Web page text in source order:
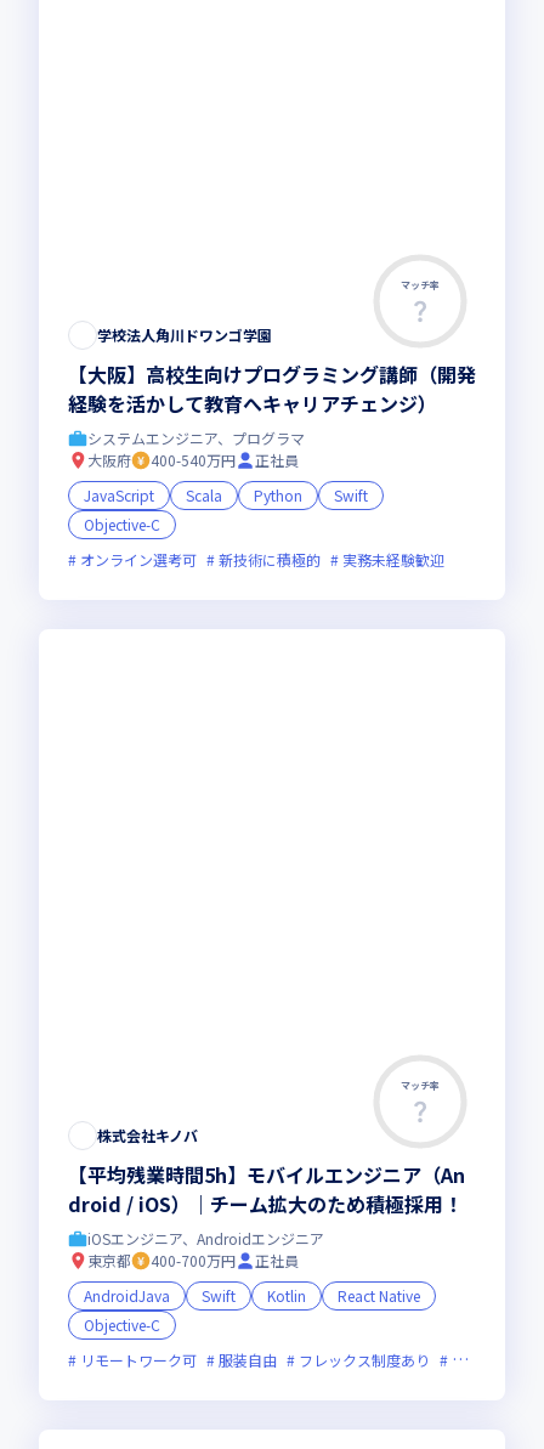
マッチ率
学校法人角川ドワンゴ学園
【大阪】高校生向けプログラミング講師（開発
経験を活かして教育へキャリアチェンジ）
システムエンジニア、プログラマ
大阪府
400-540万円
正社員
JavaScript
Scala Python
Swift
Objective-C
オンライン選考可
新技術に積極的 実務未経験歓迎
マッチ率
株式会社キノバ
【平均残業時間5h】モバイルエンジニア（An
droid / iOS）｜チーム拡大のため積極採用！
iOSエンジニア、Androidエンジニア
東京都
400-700万円
正社員
AndroidJava
Swift Kotlin
React Native
Objective-C
リモートワーク可
服装自由 フレックス制度あり 新技術に積極